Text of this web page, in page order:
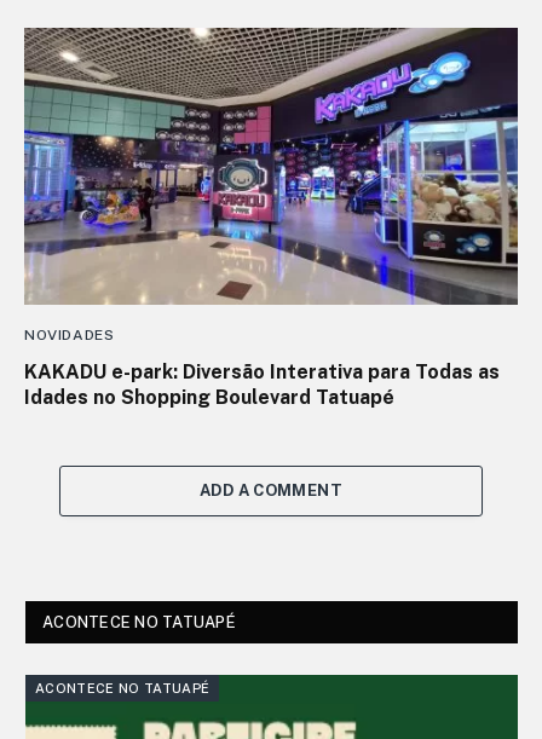
NOVIDADES
KAKADU e-park: Diversão Interativa para Todas as
Idades no Shopping Boulevard Tatuapé
ADD A COMMENT
ACONTECE NO TATUAPÉ
ACONTECE NO TATUAPÉ